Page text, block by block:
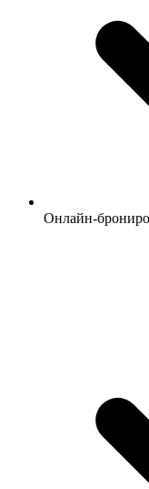
Онлайн-